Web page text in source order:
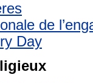
de
Day